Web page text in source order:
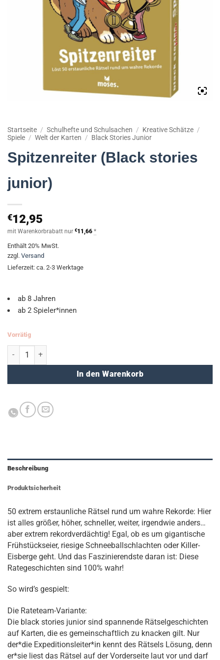
Startseite / Schulhefte und Schulsachen / Kreative Schätze /
Spiele / Welt der Karten / Black Stories Junior
Spitzenreiter (Black stories
junior)
€12,95
mit Warenkorbrabatt nur €11,66 *
Enthält 20% MwSt.
zzgl. Versand
Lieferzeit: ca. 2-3 Werktage
ab 8 Jahren
ab 2 Spieler*innen
Vorrätig
Spitzenreiter (Black stories junior) Menge
In den Warenkorb
Beschreibung
Produktsicherheit
50 extrem erstaunliche Rätsel rund um wahre Rekorde: Hier
ist alles größer, höher, schneller, weiter, irgendwie anders…
aber extrem rekordverdächtig! Egal, ob es um gigantische
Frühstückseier, riesige Schneeballschlachten oder Killer-
Eisberge geht. Und das Faszinierendste daran ist: Diese
Rategeschichten sind 100% wahr!
So wird’s gespielt:
Die Rateteam-Variante:
Die black stories junior sind spannende Rätselgeschichten
auf Karten, die es gemeinschaftlich zu knacken gilt. Nur
der*die Expeditionsleiter*in kennt des Rätsels Lösung, denn
er*sie liest das Rätsel auf der Vorderseite laut vor und darf